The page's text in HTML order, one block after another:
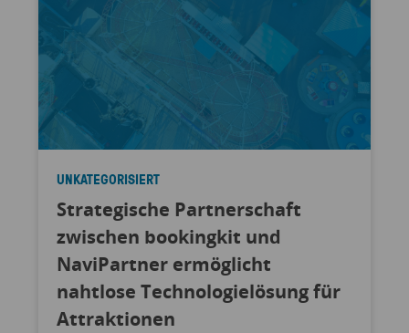
UNKATEGORISIERT
Strategische Partnerschaft
zwischen bookingkit und
NaviPartner ermöglicht
nahtlose Technologielösung für
Attraktionen